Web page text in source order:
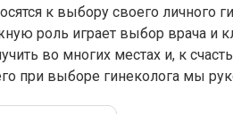
к выбору своего личного
роль играет выбор врача и
во многих местах и, к
при выборе гинеколога мы